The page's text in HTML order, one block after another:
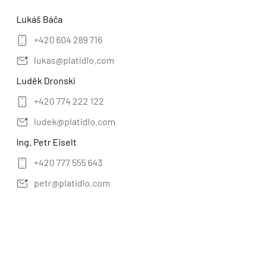
Lukáš Báča
+420 604 289 716
lukas@platidlo.com
Luděk Dronski
+420 774 222 122
ludek@platidlo.com
Ing. Petr Eiselt
+420 777 555 643
petr@platidlo.com